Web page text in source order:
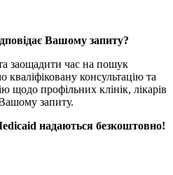
Вашому запиту?
заощадити час на пошук
кваліфіковану консультацію та
щодо профільних клінік, лікарів
запиту.
надаються безкоштовно!